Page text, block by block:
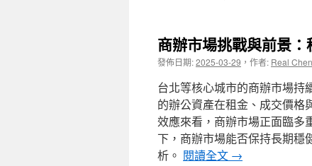
商辦市場挑戰與前景
發佈日期:2025-03-29 ， 作者: Real Chen
台北等核心城市的商辦市場持
的辦公資產在租金、成交價格
效應來看，商辦市場正面臨多
下，商辦市場能否保持長期穩
析。 閱讀全文 →